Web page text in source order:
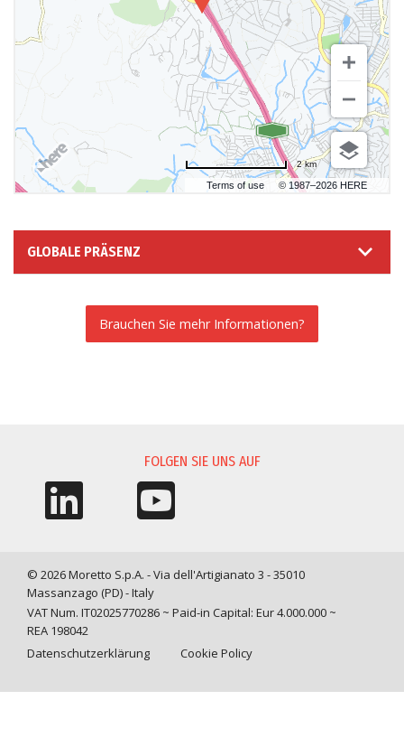
Terms of use © 1987–2026 HERE
2 km
GLOBALE PRÄSENZ
Brauchen Sie mehr Informationen?
FOLGEN SIE UNS AUF
© 2026 Moretto S.p.A. - Via dell'Artigianato 3 - 35010
Massanzago (PD) - Italy
VAT Num. IT02025770286 ~ Paid-in Capital: Eur 4.000.000 ~
REA 198042
Datenschutzerklärung
Cookie Policy